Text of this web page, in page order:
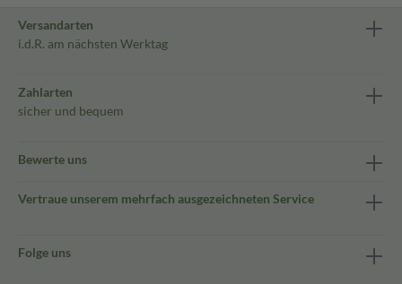
Versandarten
i.d.R. am nächsten Werktag
Zahlarten
sicher und bequem
Bewerte uns
Vertraue unserem mehrfach ausgezeichneten Service
Folge uns